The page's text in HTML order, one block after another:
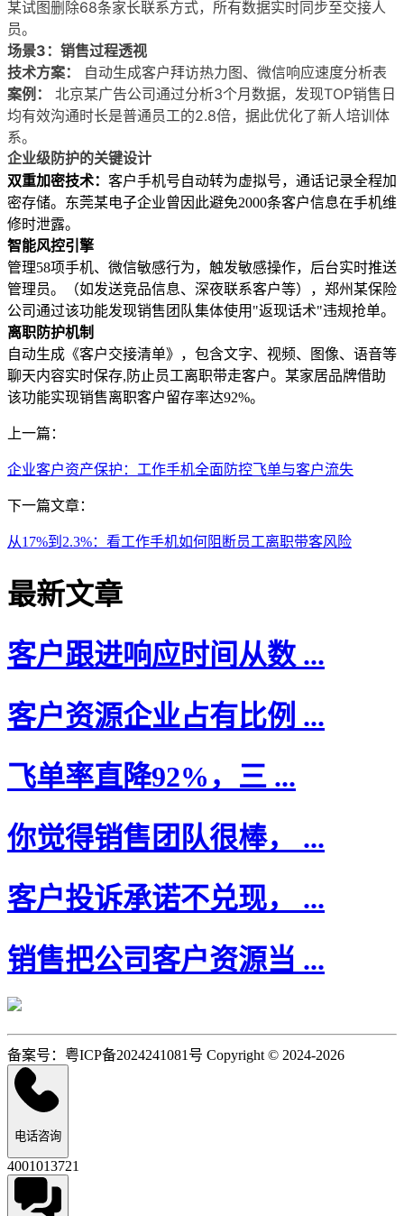
某试图删除68条家长联系方式，所有数据实时同步至交接人
员。
场景3：销售过程透视
技术方案：
自动生成客户拜访热力图、微信响应速度分析表
案例：
北京某广告公司通过分析3个月数据，发现TOP销售日
均有效沟通时长是普通员工的2.8倍，据此优化了新人培训体
系。
企业级防护的关键设计
双重加密技术： 客户手机号自动转为虚拟号，通话记录全程加
密存储。东莞某电子企业曾因此避免2000条客户信息在手机维
修时泄露。
智能风控引擎
管理58项手机、微信敏感行为，触发敏感操作，后台实时推送
管理员。（如发送竞品信息、深夜联系客户等），郑州某保险
公司通过该功能发现销售团队集体使用"返现话术"违规抢单。
离职防护机制
自动生成《客户交接清单》， 包含文字、视频、图像、语音等
聊天内容实时保存,防止员工离职带走客户。 某家居品牌借助
该功能实现销售离职客户留存率达92%。
上一篇：
企业客户资产保护：工作手机全面防控飞单与客户流失
下一篇文章：
从17%到2.3%：看工作手机如何阻断员工离职带客风险
最新文章
客户跟进响应时间从数 ...
客户资源企业占有比例 ...
飞单率直降92%，三 ...
你觉得销售团队很棒， ...
客户投诉承诺不兑现， ...
销售把公司客户资源当 ...
备案号：粤ICP备2024241081号 Copyright © 2024-2026
电话咨询
4001013721